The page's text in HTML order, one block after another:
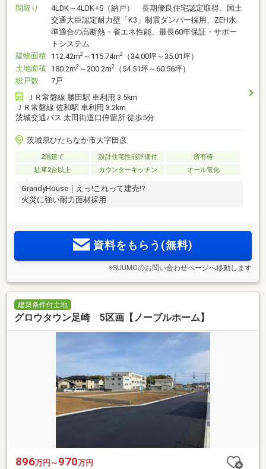
間取り
4LDK～4LDK+S（納戸） 長期優良住宅認定取得、国土
交通大臣認定耐力壁「K3」制震ダンパー採用、ZEH水
準適合の高断熱・省エネ性能、最長60年保証・サポー
トシステム
建物面積 112.42m2 ～115.74m2
（34.00坪～35.01坪）
土地面積 180.2m2 ～200.2m2
（54.51坪～60.56坪）
総戸数
7戸
ＪＲ常磐線 勝田駅 車利用 3.5km
ＪＲ常磐線 佐和駅 車利用 3.2km
茨城交通バス 太田街道口停留所 徒歩5分
茨城県ひたちなか市大字田彦
2階建て 設計住宅性能評価付
所有権
駐車2台以上
カウンターキッチン オール電化
GrandyHouse｜えっ!これって建売!?
火災に強い耐力面材採用
資料をもらう(無料)
※SUUMOのお問い合わせページへ移動します
建築条件付土地
グロウタウン足崎 5区画【ノーブルホーム】
896万円～ 970万円